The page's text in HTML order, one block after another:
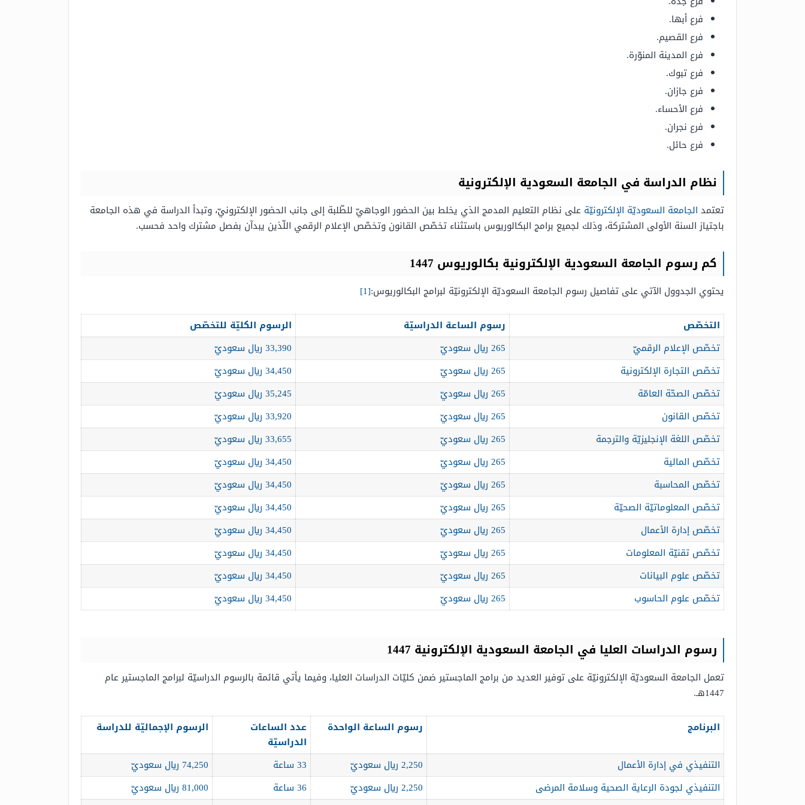
فرع أبها.
فرع القصيم.
فرع المدينة المنوّرة.
فرع تبوك.
فرع جازان.
فرع الأحساء.
فرع نجران.
فرع حائل.
نظام الدراسة في الجامعة السعودية الإلكترونية
تعتمد الجامعة السعوديّة الإلكترونيّة على نظام التعليم المدمج الذي يخلط بين الحضور الوجاهيّ للطّلبة إلى جانب الحضور الإلكترونيّ، وتبدأ الدراسة في هذه الجامعة
باجتياز السنة الأولى المشتركة، وذلك لجميع برامج البكالوريوس باستثناء تخصّص القانون وتخصّص الإعلام الرقمي اللّذين يبدآن بفصل مشترك واحد فحسب.
كم رسوم الجامعة السعودية الإلكترونية بكالوريوس 1447
يحتوي الجدوول الآتي على تفاصيل رسوم الجامعة السعوديّة الإلكترونيّة لبرامج البكالوريوس:[1]
التخصّص رسوم الساعة الدراسيّة
الرسوم الكليّة للتخصّص
تخصّص الإعلام الرقميّ
265 ريال سعوديّ
33,390 ريال سعوديّ
تخصّص التجارة الإلكترونية
265 ريال سعوديّ
34,450 ريال سعوديّ
تخصّص الصحّة العامّة
265 ريال سعوديّ
35,245 ريال سعوديّ
تخصّص القانون
265 ريال سعوديّ
33,920 ريال سعوديّ
تخصّص اللغة الإنجليزيّة والترجمة
265 ريال سعوديّ
33,655 ريال سعوديّ
تخصّص المالية
265 ريال سعوديّ
34,450 ريال سعوديّ
تخصّص المحاسبة
265 ريال سعوديّ
34,450 ريال سعوديّ
تخصّص المعلوماتيّة الصحيّة
265 ريال سعوديّ
34,450 ريال سعوديّ
تخصّص إدارة الأعمال
265 ريال سعوديّ
34,450 ريال سعوديّ
تخصّص تقنيّة المعلومات
265 ريال سعوديّ
34,450 ريال سعوديّ
تخصّص علوم البيانات
265 ريال سعوديّ
34,450 ريال سعوديّ
تخصّص علوم الحاسوب
265 ريال سعوديّ 34,450 ريال سعوديّ
رسوم الدراسات العليا في الجامعة السعودية الإلكترونية 1447
تعمل الجامعة السعوديّة الإلكترونيّة على توفير العديد من برامج الماجستير ضمن كليّات الدراسات العليا، وفيما يأتي قائمة بالرسوم الدراسيّة لبرامج الماجستير عام
1447هـ.
البرنامج رسوم الساعة الواحدة
عدد الساعات
الدراسيّة
الرسوم الإجماليّة للدراسة
التنفيذي في إدارة الأعمال 2,250 ريال سعوديّ 33 ساعة
74,250 ريال سعوديّ
التنفيذي لجودة الرعاية الصحية وسلامة المرضى
2,250 ريال سعوديّ 36 ساعة
81,000 ريال سعوديّ